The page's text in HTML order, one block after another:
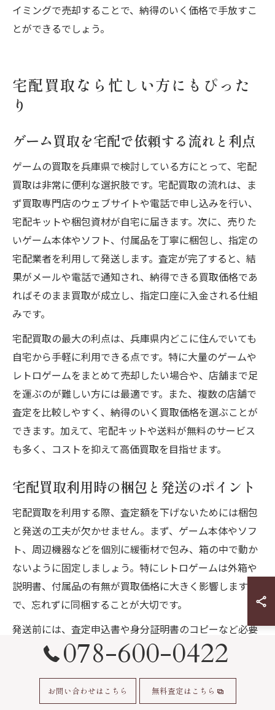
イミングで売却することで、納得のいく価格で手放すこ
とができるでしょう。
宅配買取なら忙しい方にもぴった
り
ゲーム買取を宅配で依頼する流れと利点
ゲームの買取を兵庫県で検討している方にとって、宅配
買取は非常に便利な選択肢です。宅配買取の流れは、ま
ず買取専門店のウェブサイトや電話で申し込みを行い、
宅配キットや梱包資材が自宅に届きます。次に、売りた
いゲーム本体やソフト、付属品を丁寧に梱包し、指定の
宅配業者を利用して発送します。査定が完了すると、結
果がメールや電話で通知され、納得できる買取価格であ
ればそのまま買取が成立し、指定口座に入金される仕組
みです。
宅配買取の最大の利点は、兵庫県内どこに住んでいても
自宅から手軽に利用できる点です。特に大量のゲームや
レトロゲームをまとめて売却したい場合や、店舗まで足
を運ぶのが難しい方には最適です。また、複数の店舗で
査定を比較しやすく、納得のいく買取価格を選ぶことが
できます。加えて、宅配キットや送料が無料のサービス
も多く、コストを抑えて高価買取を目指せます。
宅配買取利用時の梱包と発送のポイント
宅配買取を利用する際、査定額を下げないためには梱包
と発送の工夫が欠かせません。まず、ゲーム本体やソフ
ト、周辺機器などを個別に緩衝材で包み、箱の中で動か
ないように固定しましょう。特にレトロゲームは外箱や
説明書、付属品の有無が買取価格に大きく影響しますの
で、忘れずに同梱することが大切です。
発送前には、査定申込書や身分証明書のコピーなど必要
書類の同封を確認してください。また、宅配業者の追跡
サービスを利用して、発送状況を把握するのも安心材料
となります。破損や紛失のリスクを減らすため、丁寧な
梱包と適切な発送方法を心がけましょう。これらのポイ
078-600-0422
お問い合わせはこちら 無料査定はこちら